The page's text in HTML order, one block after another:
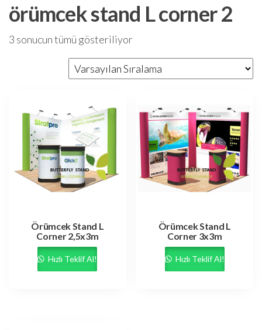
örümcek stand L corner 2
3 sonucun tümü gösteriliyor
Örümcek Stand L
Corner 2,5x3m
Hızlı Teklif Al!
Örümcek Stand L
Corner 3x3m
Hızlı Teklif Al!